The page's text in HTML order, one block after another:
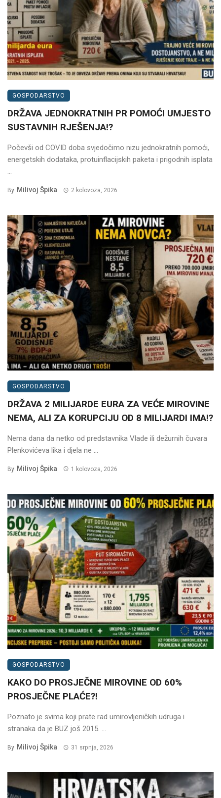
GOSPODARSTVO
DRŽAVA JEDNOKRATNIH PR POMOĆI UMJESTO
SUSTAVNIH RJEŠENJA!?
Počevši od COVID doba svjedočimo nizu jednokratnih pomoći,
energetskih dodataka, protuinflacijskih paketa i prigodnih isplata
...
By Milivoj Špika 2 kolovoza, 2026
GOSPODARSTVO
DRŽAVA 2 MILIJARDE EURA ZA VEĆE MIROVINE
NEMA, ALI ZA KORUPCIJU OD 8 MILIJARDI IMA!?
Nema dana da netko od predstavnika Vlade ili dežurnih čuvara
Plenkovićeva lika i djela ne ...
By Milivoj Špika 1 kolovoza, 2026
GOSPODARSTVO
KAKO DO PROSJEČNE MIROVINE OD 60%
PROSJEČNE PLAĆE?!
Poznato je svima koji prate rad umirovljeničkih udruga i
stranaka da je BUZ još 2015. ...
By Milivoj Špika 31 srpnja, 2026